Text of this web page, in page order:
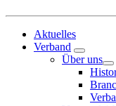
Aktuelles
Verband
Über uns